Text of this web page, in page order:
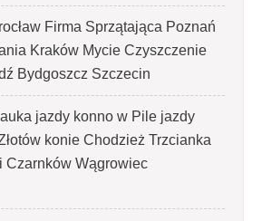
Firma Sprzątająca Poznań
Kraków Mycie Czyszczenie
Bydgoszcz Szczecin
jazdy konno w Pile jazdy
konie Chodzież Trzcianka
Czarnków Wągrowiec